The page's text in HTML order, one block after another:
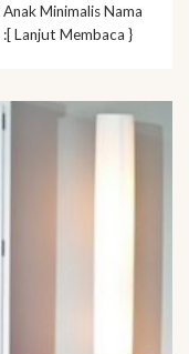
Minimalis Nama
Lanjut Membaca }